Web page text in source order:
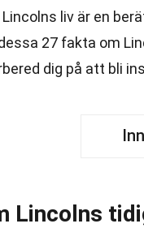
liv är en
27 fakta om
dig på att bli
Lincolns